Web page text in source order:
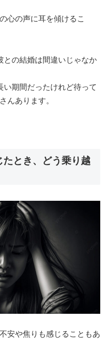
心の声に耳を傾けるこ
との結婚は間違いじゃなか
期間だったけれど待って
んあります。
とき、どう乗り越
安や焦りも感じることもあ